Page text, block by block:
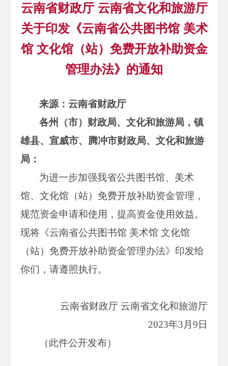
云南省财政厅 云南省文化和旅游厅
关于印发《云南省公共图书馆 美术
馆 文化馆（站）免费开放补助资金
管理办法》的通知
来源：云南省财政厅
各州（市）财政局、文化和旅游局，镇
雄县、宣威市、腾冲市财政局、文化和旅游
局：
为进一步加强我省公共图书馆、美术
馆、文化馆（站）免费开放补助资金管理，
规范资金申请和使用，提高资金使用效益。
现将《云南省公共图书馆 美术馆 文化馆
（站）免费开放补助资金管理办法》印发给
你们，请遵照执行。
云南省财政厅 云南省文化和旅游厅
2023年3月9日
（此件公开发布）